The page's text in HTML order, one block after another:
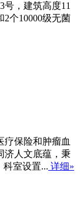
号，建筑高度11
2个10000级无菌
疗保险和肿瘤血
济人文底蕴，秉
科室设置... 详细»